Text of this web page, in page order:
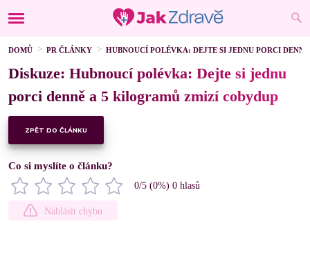
DOMŮ PR ČLÁNKY HUBNOUCÍ POLÉVKA: DEJTE SI JEDNU PORCI
Diskuze: Hubnoucí polévka: Dejte si jednu
porci denně a 5 kilogramů zmizí cobydup
ZPĚT DO ČLÁNKU
Co si myslíte o článku?
0/5 (0%) 0 hlasů
Nahlásit chybu